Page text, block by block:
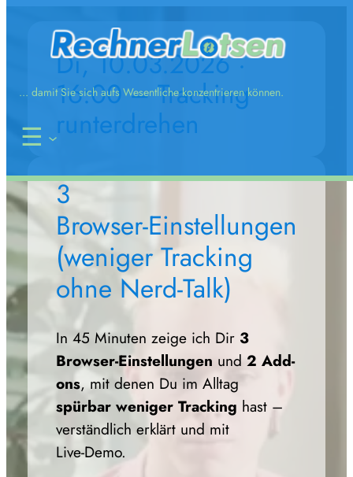
springen
... damit Sie sich aufs Wesentliche konzentrieren können.
Di, 10.03.2026 ·
16:00 – Tracking
runterdrehen
3
Browser‑Einstellungen
(weniger Tracking
ohne Nerd‑Talk)
In 45 Minuten zeige ich Dir 3
Browser‑Einstellungen und 2 Add-
ons, mit denen Du im Alltag
spürbar weniger Tracking hast –
verständlich erklärt und mit
Live‑Demo.